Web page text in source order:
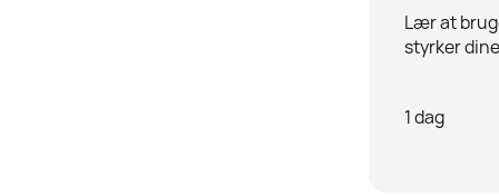
Lær at
styrker
1 dag